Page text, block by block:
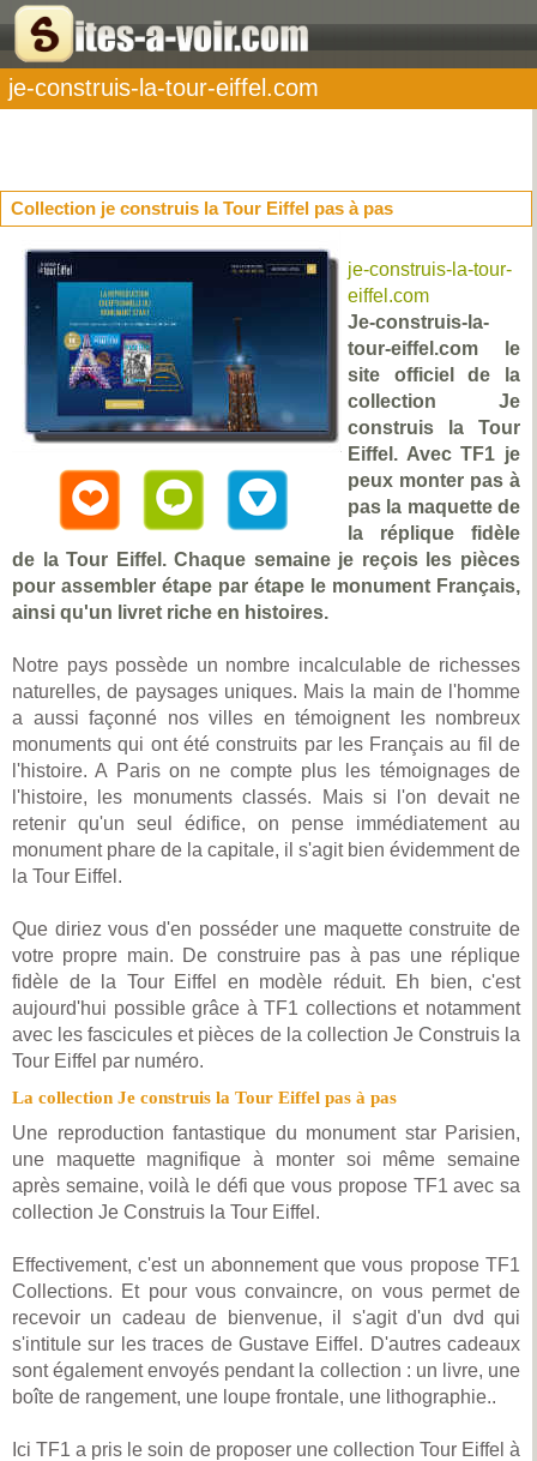
je-construis-la-tour-eiffel.com
Collection je construis la Tour Eiffel pas à pas
je-construis-la-tour-
eiffel.com
Je-construis-la-
tour-eiffel.com le
site officiel de la
collection Je
construis la Tour
Eiffel. Avec TF1 je
peux monter pas à
pas la maquette de
la réplique fidèle
de la Tour Eiffel. Chaque semaine je reçois les pièces
pour assembler étape par étape le monument Français,
ainsi qu'un livret riche en histoires.
Notre pays possède un nombre incalculable de richesses
naturelles, de paysages uniques. Mais la main de l'homme
a aussi façonné nos villes en témoignent les nombreux
monuments qui ont été construits par les Français au fil de
l'histoire. A Paris on ne compte plus les témoignages de
l'histoire, les monuments classés. Mais si l'on devait ne
retenir qu'un seul édifice, on pense immédiatement au
monument phare de la capitale, il s'agit bien évidemment de
la Tour Eiffel.
Que diriez vous d'en posséder une maquette construite de
votre propre main. De construire pas à pas une réplique
fidèle de la Tour Eiffel en modèle réduit. Eh bien, c'est
aujourd'hui possible grâce à TF1 collections et notamment
avec les fascicules et pièces de la collection Je Construis la
Tour Eiffel par numéro.
La collection Je construis la Tour Eiffel pas à pas
Une reproduction fantastique du monument star Parisien,
une maquette magnifique à monter soi même semaine
après semaine, voilà le défi que vous propose TF1 avec sa
collection Je Construis la Tour Eiffel.
Effectivement, c'est un abonnement que vous propose TF1
Collections. Et pour vous convaincre, on vous permet de
recevoir un cadeau de bienvenue, il s'agit d'un dvd qui
s'intitule sur les traces de Gustave Eiffel. D'autres cadeaux
sont également envoyés pendant la collection : un livre, une
boîte de rangement, une loupe frontale, une lithographie..
Ici TF1 a pris le soin de proposer une collection Tour Eiffel à